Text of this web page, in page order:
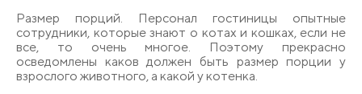
Размер порций. Персонал гостиницы опытные
сотрудники, которые знают о котах и кошках, если не
все, то очень многое. Поэтому прекрасно
осведомлены каков должен быть размер порции у
взрослого животного, а какой у котенка.